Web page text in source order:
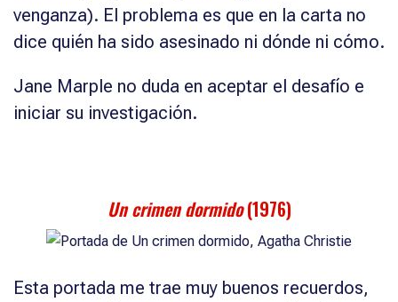
venganza). El problema es que en la carta no
dice quién ha sido asesinado ni dónde ni cómo.
Jane Marple no duda en aceptar el desafío e
iniciar su investigación.
Un crimen dormido(1976)
Esta portada me trae muy buenos recuerdos,